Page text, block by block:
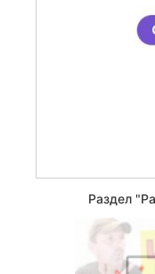
Раздел